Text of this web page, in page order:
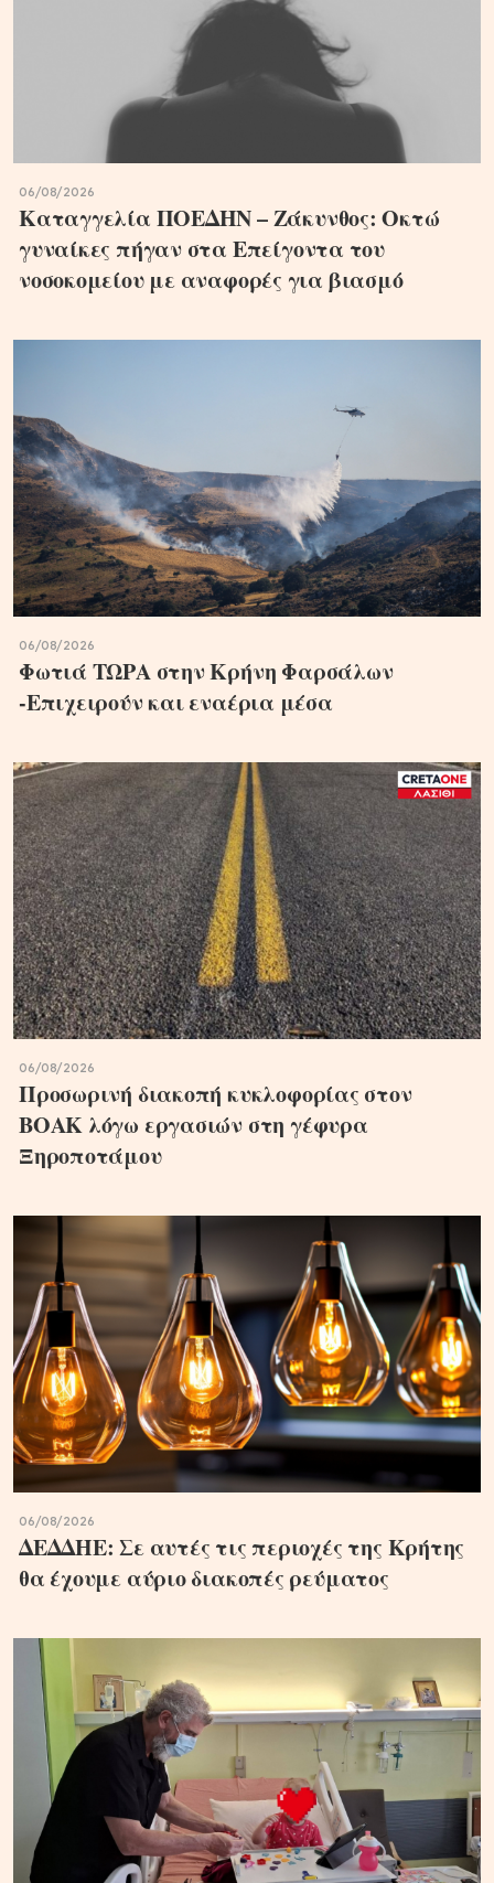
06/08/2026
Καταγγελία ΠΟΕΔΗΝ – Ζάκυνθος: Οκτώ
γυναίκες πήγαν στα Επείγοντα του
νοσοκομείου με αναφορές για βιασμό
06/08/2026
Φωτιά ΤΩΡΑ στην Κρήνη Φαρσάλων
-Επιχειρούν και εναέρια μέσα
06/08/2026
Προσωρινή διακοπή κυκλοφορίας στον
ΒΟΑΚ λόγω εργασιών στη γέφυρα
Ξηροποτάμου
06/08/2026
ΔΕΔΔΗΕ: Σε αυτές τις περιοχές της Κρήτης
θα έχουμε αύριο διακοπές ρεύματος